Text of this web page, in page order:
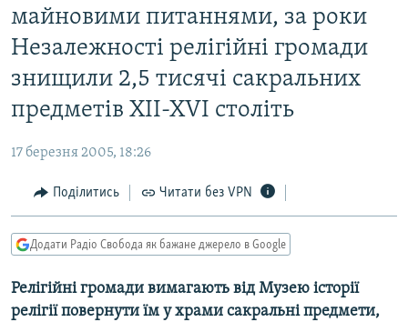
СПОРТ
УКРАЇНА
СВІТ
ТИ ЯК?
СХЕМИ
КИТАЙ.ВИКЛИКИ
МУЛЬТИМЕДІА
ФОТО
КРИМ РЕАЛІЇ
РУС
УКР
майновими питаннями, за роки
Незалежності релігійні громади
знищили 2,5 тисячі сакральних
предметів XII-XVI століть
17 березня 2005, 18:26
Поділитись Читати без VPN
Додати Радіо Свобода як бажане джерело в Google
Релігійні громади вимагають від Музею історії
релігії повернути їм у храми сакральні предмети,